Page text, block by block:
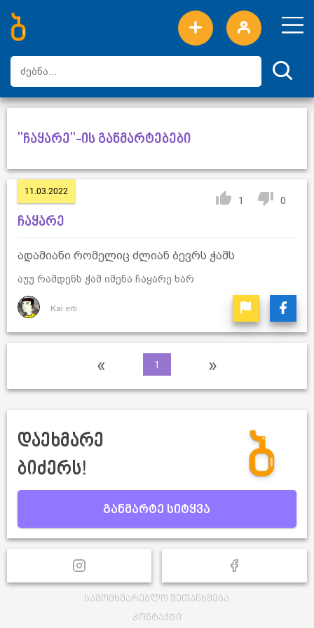
ახალი სიტყვები
ტოპ სიტყვები
დღის ტოპ სიტყვები
ტოპ მომხმარებლები
"ჩაყარე"-ის განმარტებები
11.03.2022
1 0
ჩაყარე
ადამიანი რომელიც ძლიან ბევრს ჭამს
აუუ რამდენს ჭამ იმენა ჩაყარე ხარ
Kai erti
« 1 »
დაეხმარე
ბიძერს!
განმარტე სიტყვა
სამომხმარებლო შეთანხმება
კონტაქტი